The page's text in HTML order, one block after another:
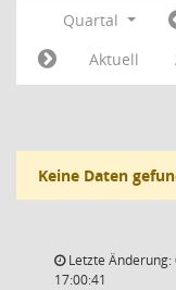
Quartal
Aktuell
Keine Daten
Letzte Änderung:
17:00:41